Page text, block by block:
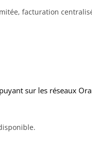
facturation
sur les réseaux